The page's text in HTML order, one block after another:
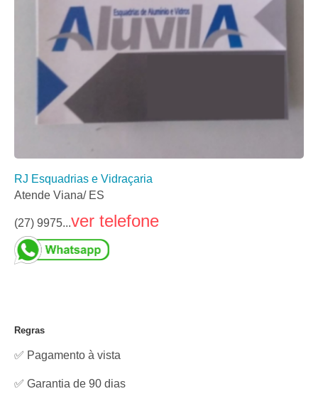
RJ Esquadrias e Vidraçaria
Atende Viana/ ES
(27) 9975...ver telefone
Regras
✅ Pagamento à vista
✅ Garantia de 90 dias